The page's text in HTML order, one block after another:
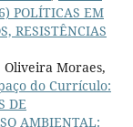
POLÍTICAS EM
RESISTÊNCIAS
Oliveira Moraes,
do Currículo:
DE
AMBIENTAL: